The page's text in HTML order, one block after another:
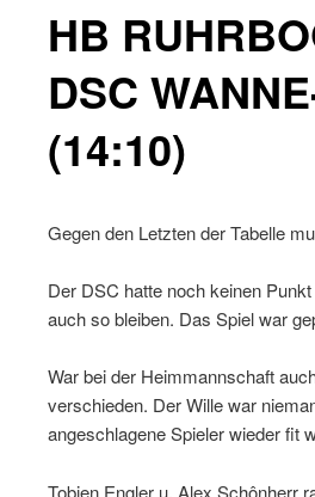
HB
DSC
(14:10)
Gegen den Letzten der Tabelle
Der DSC hatte noch keinen
auch so bleiben. Das Spiel war
War bei der Heimmannschaft
verschieden. Der Wille war
angeschlagene Spieler wieder fit
Tobien Engler u. Alex Schônherr